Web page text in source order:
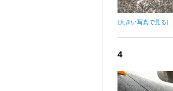
[大きい写真で見る]
4